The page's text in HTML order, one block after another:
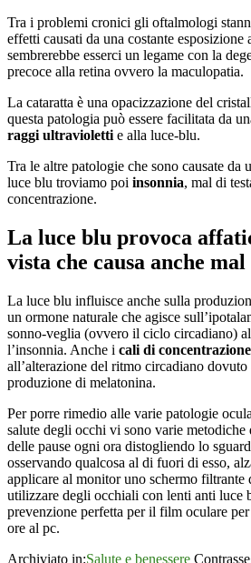
Tra i problemi cronici gli oftalmologi
effetti causati da una costante esposizione
sembrerebbe esserci un legame con la
precoce alla retina ovvero la maculopatia.
La cataratta è una opacizzazione del
questa patologia può essere facilitata da
raggi ultravioletti e alla luce-blu.
Tra le altre patologie che sono causate da
luce blu troviamo poi insonnia, mal di
concentrazione.
La luce blu provoca
vista che causa anche
La luce blu influisce anche sulla
un ormone naturale che agisce
sonno-veglia (ovvero il ciclo circadiano)
l’insonnia. Anche i cali di concentrazione
all’alterazione del ritmo circadiano
produzione di melatonina.
Per porre rimedio alle varie patologie
salute degli occhi vi sono varie metodiche
delle pause ogni ora distogliendo lo
osservando qualcosa al di fuori di esso,
applicare al monitor uno schermo filtrante
utilizzare degli occhiali con lenti anti luce
prevenzione perfetta per il film oculare
ore al pc.
Archiviato in:Salute e benessere